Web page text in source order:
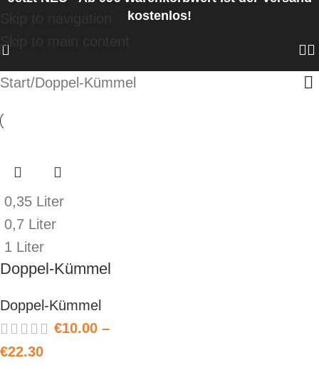
Skip to main content
kostenlos!
Start Doppel-Kümmel
0,35 Liter
0,7 Liter
1 Liter
Doppel-Kümmel
Doppel-Kümmel
€10.00 –
€22.30